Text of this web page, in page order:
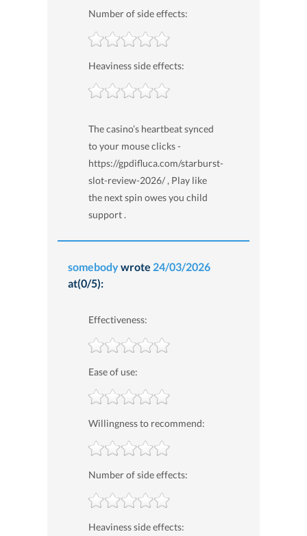
Number of side effects:
Heaviness side effects:
The casino’s heartbeat synced
to your mouse clicks -
https://gpdifluca.com/starburst-
slot-review-2026/ , Play like
the next spin owes you child
support .
somebodywrote 24/03/2026
at(0/5):
Effectiveness:
Ease of use:
Willingness to recommend:
Number of side effects:
Heaviness side effects: